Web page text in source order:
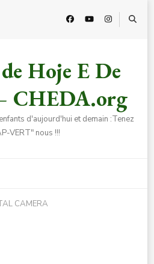
Hoje E De
CHEDA.org
d'aujourd'hui et demain :Tenez
VERT" nous !!!
CAMERA